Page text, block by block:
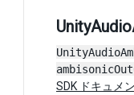
SDK ドキュメ